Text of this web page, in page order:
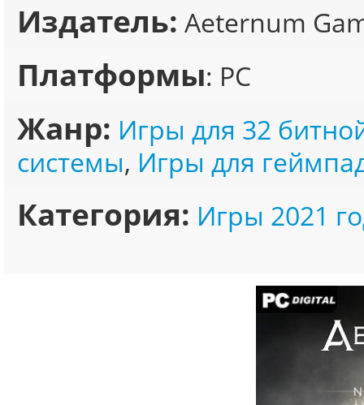
Издатель: Aeternum
Платформы: PC
Жанр: Игры для 32
системы, Игры для
Категория: Игры 2021